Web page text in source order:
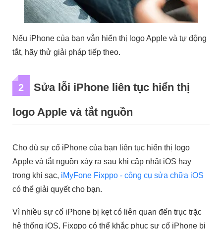
Nếu iPhone của bạn vẫn hiển thị logo Apple và tự động
tắt, hãy thử giải pháp tiếp theo.
2
Sửa lỗi iPhone liên tục hiển thị
logo Apple và tắt nguồn
Cho dù sự cố iPhone của bạn liên tục hiển thị logo
Apple và tắt nguồn xảy ra sau khi cập nhật iOS hay
trong khi sạc, iMyFone Fixppo - công cụ sửa chữa iOS
có thể giải quyết cho bạn.
Vì nhiều sự cố iPhone bị kẹt có liên quan đến trục trặc
hệ thống iOS, Fixppo có thể khắc phục sự cố iPhone bị